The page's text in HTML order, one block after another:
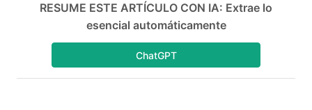
RESUME ESTE ARTÍCULO CON IA: Extrae lo
esencial automáticamente
ChatGPT